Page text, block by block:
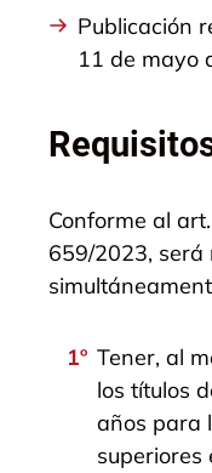
Publicación
11 de mayo
Conforme al
659/2023, será
Tener, al
los títulos
años para
superiores